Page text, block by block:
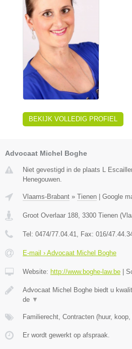
BEKIJK VOLLEDIG PROFIEL
Advocaat Michel Boghe
Niet gevestigd in de plaats L
Henegouwen.
Vlaams-Brabant » Tienen Google
Groot Overlaar 188 3300 Tienen (
Tel: 0474/77.04.41 , Fax: 016/
E-mail › Advocaat Michel Boghe
Website: http://www.boghe-law.be
Advocaat Michel Boghe biedt u
de ▼
Familierecht, Contracten (huur,
Er wordt gewerkt op afspraak.